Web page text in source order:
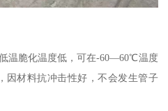
温脆化温度低，可在-60—60℃温度
因材料抗冲击性好，不会发生管子